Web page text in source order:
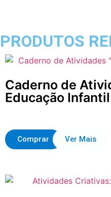
PRODUTOS
Caderno de
Educação
Comprar Ver Mais